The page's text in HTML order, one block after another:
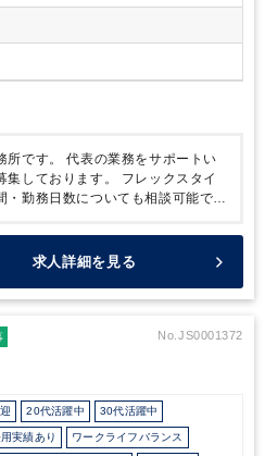
です。
代表の業務をサポートい
しております。
フレックスタイ
・勤務日数についても相談可能です
す！
求人詳細を見る
No.JS0001372
20代活躍中 30代活躍中
実績あり ワークライフバランス